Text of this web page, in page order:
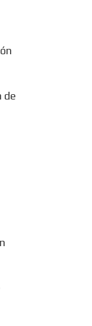
de